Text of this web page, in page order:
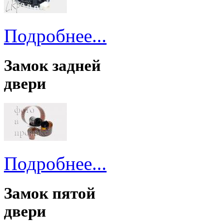
Подробнее...
Замок задней
двери
Подробнее...
Замок пятой
двери